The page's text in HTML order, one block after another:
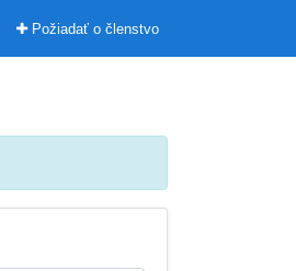
Požiadať o členstvo